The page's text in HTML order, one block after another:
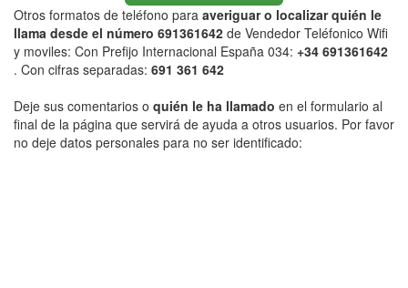
Otros formatos de teléfono para averiguar o localizar quién le
llama desde el número 691361642 de Vendedor Teléfonico Wifi
y moviles: Con Prefijo Internacional España 034: +34 691361642
. Con cifras separadas: 691 361 642
Deje sus comentarios o quién le ha llamado en el formulario al
final de la página que servirá de ayuda a otros usuarios. Por favor
no deje datos personales para no ser identificado: